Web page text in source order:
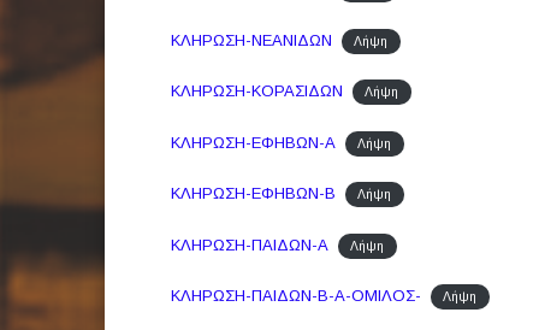
ΚΛΗΡΩΣΗ-ΝΕΑΝΙΔΩΝ Λήψη
ΚΛΗΡΩΣΗ-ΚΟΡΑΣΙΔΩΝ Λήψη
ΚΛΗΡΩΣΗ-ΕΦΗΒΩΝ-Α Λήψη
ΚΛΗΡΩΣΗ-ΕΦΗΒΩΝ-Β Λήψη
ΚΛΗΡΩΣΗ-ΠΑΙΔΩΝ-Α Λήψη
ΚΛΗΡΩΣΗ-ΠΑΙΔΩΝ-Β-Α-ΟΜΙΛΟΣ- Λήψη